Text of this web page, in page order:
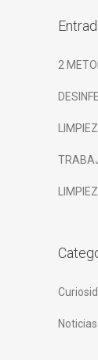
2
Noticias